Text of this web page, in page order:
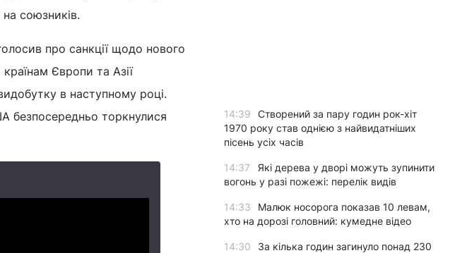
союзників.
про санкції щодо нового
Європи та Азії
в наступному році.
безпосередньо торкнулися
14:39
Створений за пару годин рок-хіт
1970 року став однією з найвидатніших
пісень усіх часів
14:37
Які дерева у дворі можуть зупинити
вогонь у разі пожежі: перелік видів
14:33
Малюк носорога показав 10 левам,
хто на дорозі головний: кумедне відео
14:30
За кілька годин загинуло понад 230